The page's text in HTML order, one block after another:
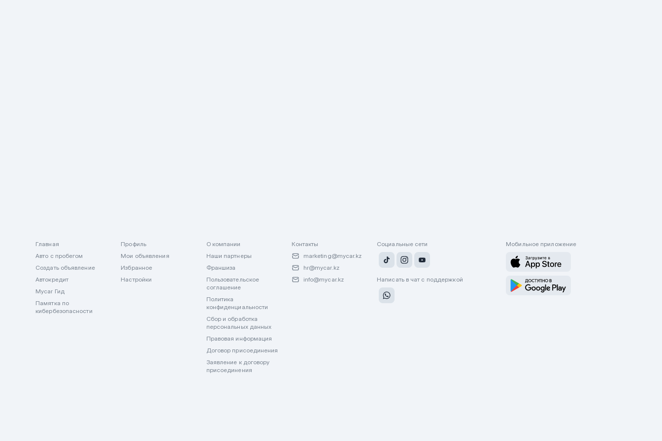
Главная
Авто с пробегом
Создать объявление
Автокредит
Mycar Гид
Памятка по
кибербезопасности
Профиль
Мои объявления
Избранное
Настройки
О компании
Наши партнеры
Франшиза
Пользовательское
соглашение
Политика
конфиденциальности
Сбор и обработка
персональных данных
Правовая информация
Договор присоединения
Заявление к договору
присоединения
Контакты
marketing@mycar.kz
hr@mycar.kz
info@mycar.kz
Социальные сети
Написать в чат с поддержкой
Мобильное приложение